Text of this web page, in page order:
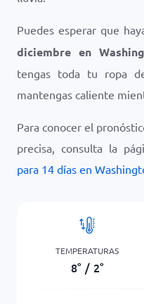
Puedes esperar que
diciembre en
tengas toda tu ropa
mantengas caliente
Para conocer el
precisa, consulta la
para 14 días en
TEMPERATURAS
8° / 2°